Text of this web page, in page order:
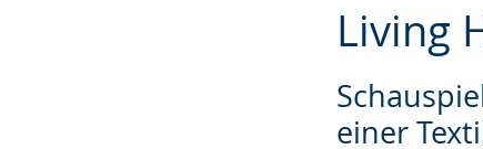
Living
einer
Leichten
wechseln.
Audio-
Unterstützung.
Video
Deutscher